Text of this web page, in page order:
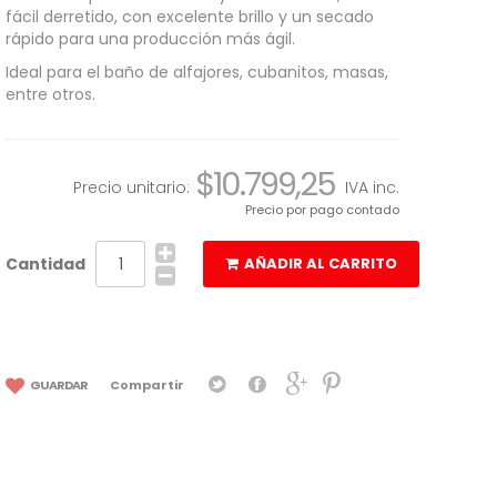
fácil derretido, con excelente brillo y un secado
rápido para una producción más ágil.
Ideal para el baño de alfajores, cubanitos, masas,
entre otros.
Precio unitario: $10.799,25 IVA inc.
Precio por pago contado
Cantidad AÑADIR AL CARRITO
GUARDAR Compartir